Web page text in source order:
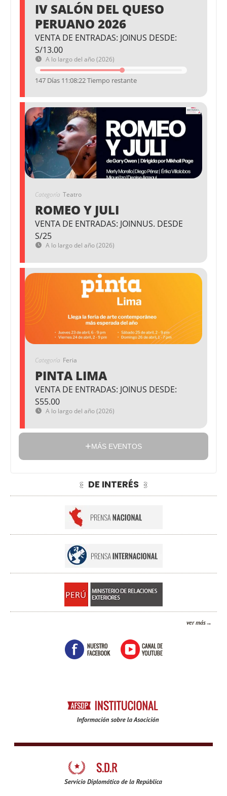
IV SALÓN DEL QUESO
PERUANO 2026
VENTA DE ENTRADAS: JOINUS DESDE:
S/13.00
A lo largo del año (2026)
147 Días 11:08:21 Tiempo restante
Categoría Teatro
ROMEO Y JULI
VENTA DE ENTRADAS: JOINNUS. DESDE
S/25
A lo largo del año (2026)
Categoría Feria
PINTA LIMA
VENTA DE ENTRADAS: JOINUS DESDE:
S55.00
A lo largo del año (2026)
MÁS EVENTOS
DE INTERÉS
ver más